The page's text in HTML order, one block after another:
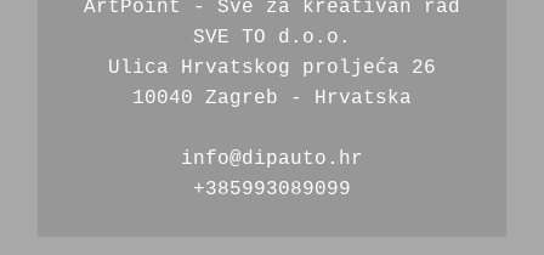
ArtPoint - Sve za kreativan rad
SVE TO d.o.o.
Ulica Hrvatskog proljeća 26
10040 Zagreb - Hrvatska
info@dipauto.hr
+385993089099